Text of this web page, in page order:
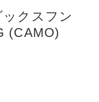
ックスフン
(CAMO)